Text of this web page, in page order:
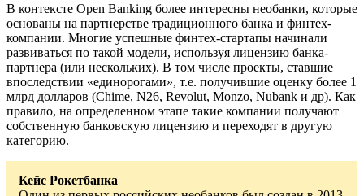
В контексте Open Banking более интересны необанки, которые
основаны на партнерстве традиционного банка и финтех-
компании. Многие успешные финтех-стартапы начинали
развиваться по такой модели, используя лицензию банка-
партнера (или нескольких). В том числе проекты, ставшие
впоследствии «единорогами», т.е. получившие оценку более 1
млрд долларов (Chime, N26, Revolut, Monzo, Nubank и др). Как
правило, на определенном этапе такие компании получают
собственную банковскую лицензию и переходят в другую
категорию.
Кейс Рокетбанка